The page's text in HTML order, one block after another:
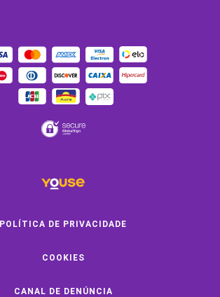
POLÍTICA DE PRIVACIDADE
COOKIES
CANAL DE DENÚNCIA